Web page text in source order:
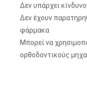
Δεν υπάρχει
Δεν έχουν
φάρμακα
Μπορεί να
ορθοδοντικούς